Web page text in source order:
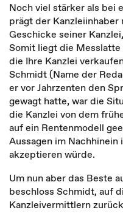
Noch viel stärker als bei
prägt der
Geschicke seiner
Somit liegt die
die Ihre Kanzlei
Schmidt (Name der
er vor Jahrzenten den
gewagt hatte, war die
die Kanzlei von dem
auf ein Rentenmodell
Aussagen im
akzeptieren würde.
Um nun aber das Beste
beschloss Schmidt, auf
Kanzleivermittlern